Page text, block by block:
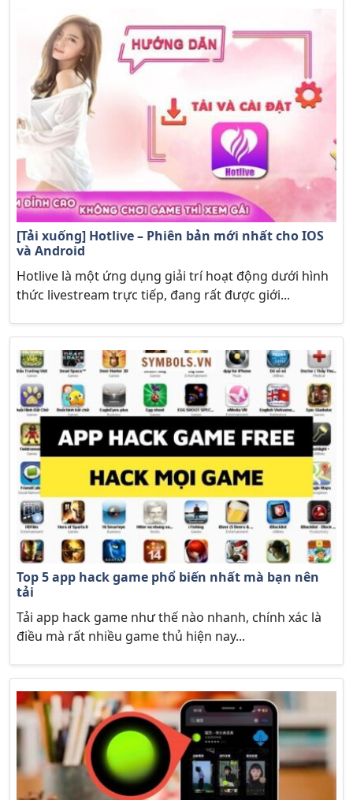
[Tải xuống] Hotlive – Phiên bản mới nhất cho IOS
và Android
Hotlive là một ứng dụng giải trí hoạt động dưới hình
thức livestream trực tiếp, đang rất được giới...
Top 5 app hack game phổ biến nhất mà bạn nên
tải
Tải app hack game như thế nào nhanh, chính xác là
điều mà rất nhiều game thủ hiện nay...